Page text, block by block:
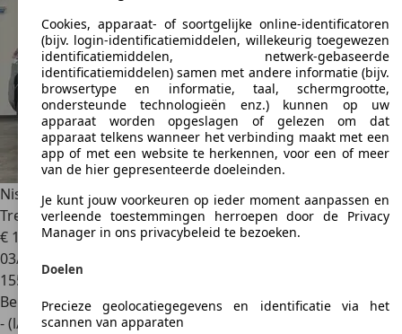
Nissan X-Trail1.6 DIG-T Tekna Cruise/Climate Panoramadak
Trekhaa
€ 13.945
03/2016
155.907 km
Benzine
- (l/100 km)
Cookies, apparaat- of soortgelijke online-identificatoren
(bijv. login-identificatiemiddelen, willekeurig toegewezen
identificatiemiddelen, netwerk-gebaseerde
identificatiemiddelen) samen met andere informatie (bijv.
browsertype en informatie, taal, schermgrootte,
ondersteunde technologieën enz.) kunnen op uw
apparaat worden opgeslagen of gelezen om dat
apparaat telkens wanneer het verbinding maakt met een
app of met een website te herkennen, voor een of meer
van de hier gepresenteerde doeleinden.
Je kunt jouw voorkeuren op ieder moment aanpassen en
verleende toestemmingen herroepen door de Privacy
Manager in ons privacybeleid te bezoeken.
Doelen
Precieze geolocatiegegevens en identificatie via het
scannen van apparaten